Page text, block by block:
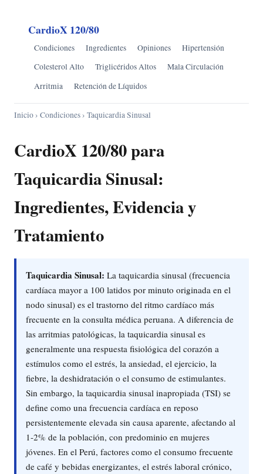
CardioX 120/80
Condiciones Ingredientes Opiniones
Hipertensión
Colesterol Alto
Triglicéridos Altos
Mala Circulación
Arritmia
Retención de Líquidos
Inicio› Condiciones› Taquicardia Sinusal
CardioX 120/80 para
Taquicardia Sinusal:
Ingredientes, Evidencia y
Tratamiento
Taquicardia Sinusal: La taquicardia sinusal (frecuencia
cardíaca mayor a 100 latidos por minuto originada en el
nodo sinusal) es el trastorno del ritmo cardíaco más
frecuente en la consulta médica peruana. A diferencia de
las arritmias patológicas, la taquicardia sinusal es
generalmente una respuesta fisiológica del corazón a
estímulos como el estrés, la ansiedad, el ejercicio, la
fiebre, la deshidratación o el consumo de estimulantes.
Sin embargo, la taquicardia sinusal inapropiada (TSI) se
define como una frecuencia cardíaca en reposo
persistentemente elevada sin causa aparente, afectando al
1-2% de la población, con predominio en mujeres
jóvenes. En el Perú, factores como el consumo frecuente
de café y bebidas energizantes, el estrés laboral crónico,